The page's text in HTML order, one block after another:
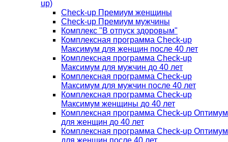
up)
Check-up Премиум женщины
Check-up Премиум мужчины
Комплекс "В отпуск здоровым"
Комплексная программа Check-up
Максимум для женщин после 40 лет
Комплексная программа Check-up
Максимум для мужчин до 40 лет
Комплексная программа Check-up
Максимум для мужчин после 40 лет
Комплексная программа Check-up
Максимум женщины до 40 лет
Комплексная программа Check-up Оптимум
для женщин до 40 лет
Комплексная программа Check-up Оптимум